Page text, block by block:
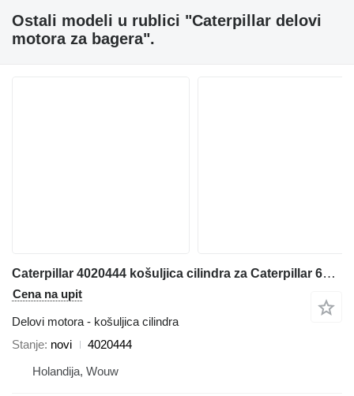
Ostali modeli u rublici "Caterpillar delovi
motora za bagerа".
Caterpillar 4020444 košuljica cilindra za Caterpillar 6018 bagera
Cena na upit
Delovi motora - košuljica cilindra
Stanje novi
4020444
Holandija, Wouw